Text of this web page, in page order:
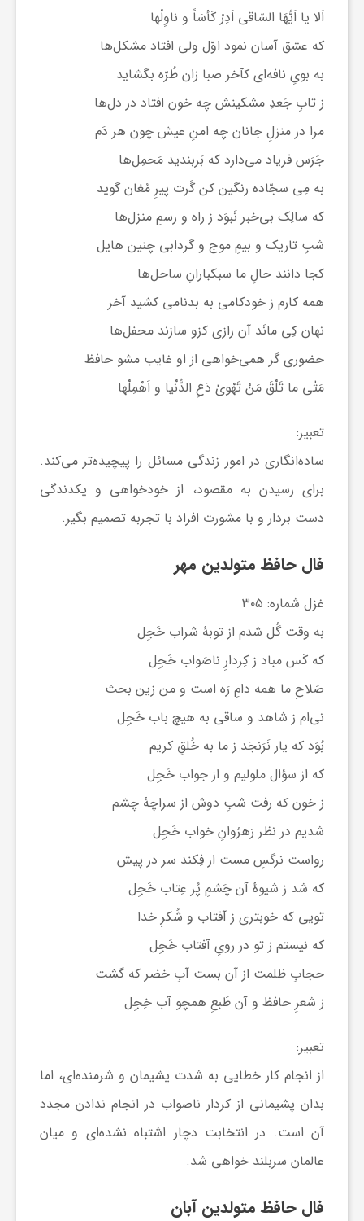
اَلا یا اَیُّهَا السّاقی اَدِرْ کَأسَاً و ناوِلْها
که عشق آسان نمود اوّل ولی افتاد مشکل‌ها
به بویِ نافه‌ای کآخر صبا زان طُرّه بگشاید
ز تابِ جَعدِ مشکینش چه خون افتاد در دل‌ها
مرا در منزلِ جانان چه امنِ عیش چون هر دَم
جَرَس فریاد می‌دارد که بَربندید مَحمِل‌ها
به مِی سجّاده رنگین کن گَرت پیرِ مُغان گوید
که سالِک بی‌خبر نَبوَد ز راه و رسمِ منزل‌ها
شبِ تاریک و بیمِ موج و گردابی چنین هایل
کجا دانند حالِ ما سبکبارانِ ساحل‌ها
همه کارم ز خودکامی به بدنامی کشید آخر
نهان کِی مانَد آن رازی کزو سازند محفل‌ها
حضوری گر همی‌خواهی از او غایب مشو حافظ
مَتٰی ما تَلْقَ مَنْ تَهْویٰ دَعِ الدُّنْیا و اَهْمِلْها
تعبیر:
ساده‌انگاری در امور زندگی مسائل را پیچیده‌تر می‌کند.
برای رسیدن به مقصود، از خودخواهی و یکدندگی
دست بردار و با مشورت افراد با تجربه تصمیم بگیر.
فال حافظ متولدین مهر
غزل شماره: ۳۰۵
به وقت گُل شدم از توبهٔ شراب خَجِل
که کَس مباد ز کِردارِ ناصَواب خَجِل
صَلاحِ ما همه دامِ رَه است و من زین بحث
نی‌ام ز شاهد و ساقی به هیچ باب خَجِل
بُوَد که یار نَرَنجَد ز ما به خُلقِ کریم
که از سؤال ملولیم و از جواب خَجِل
ز خون که رفت شبِ دوش از سراچهٔ چشم
شدیم در نظر رَهرُوانِ خواب خَجِل
رواست نرگسِ مست ار فِکند سر در پیش
که شد ز شیوهٔ آن چَشمِ پُر عِتاب خَجِل
تویی که خوبتری ز آفتاب و شُکرِ خدا
که نیستم ز تو در رویِ آفتاب خَجِل
حجابِ ظلمت از آن بست آبِ خضر که گشت
ز شعرِ حافظ و آن طَبعِ همچو آب خِجِل
تعبیر:
از انجام کار خطایی به شدت پشیمان و شرمنده‌ای، اما
بدان پشیمانی از کردار ناصواب در انجام ندادن مجدد
آن است. در انتخابت دچار اشتباه نشده‌ای و میان
عالمان سربلند خواهی شد.
فال حافظ متولدین آبان